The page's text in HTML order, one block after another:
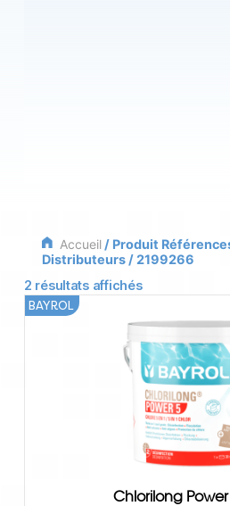
Accueil/ Produit
Distributeurs / 2199266
2 résultats affichés
Chlorilong
BAYROL